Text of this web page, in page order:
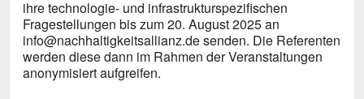
ihre technologie- und infrastrukturspezifischen
Fragestellungen bis zum 20. August 2025 an
info@nachhaltigkeitsallianz.de senden. Die Referenten
werden diese dann im Rahmen der Veranstaltungen
anonymisiert aufgreifen.